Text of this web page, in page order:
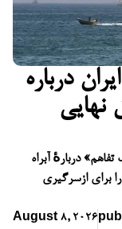
درباره
نهایی
دربارهٔ آبراه
برای ازسرگیری
August 8, 2026